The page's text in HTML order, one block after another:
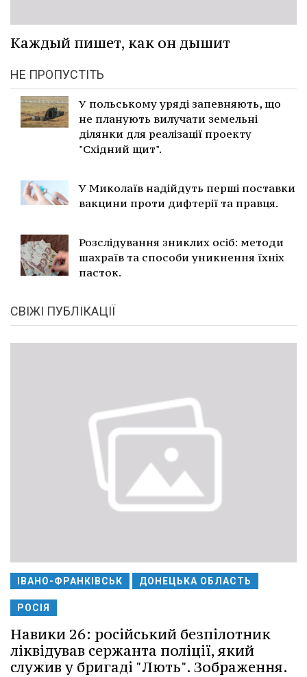
Каждый пишет, как он дышит
НЕ ПРОПУСТІТЬ
У польському уряді запевняють, що
не планують вилучати земельні
ділянки для реалізації проекту
"Східний щит".
У Миколаїв надійдуть перші поставки
вакцини проти дифтерії та правця.
Розслідування зниклих осіб: методи
шахраїв та способи уникнення їхніх
пасток.
СВІЖІ ПУБЛІКАЦІЇ
ІВАНО-ФРАНКІВСЬК ДОНЕЦЬКА ОБЛАСТЬ
РОСІЯ
Навики 26: російський безпілотник
ліквідував сержанта поліції, який
служив у бригаді "Лють". Зображення.